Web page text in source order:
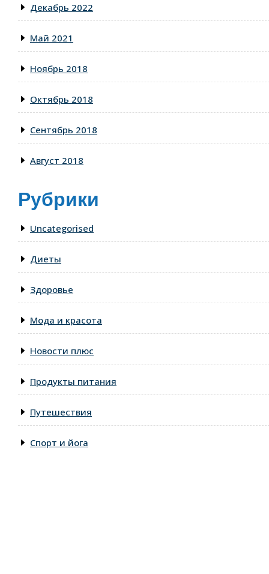
Декабрь 2022
Май 2021
Ноябрь 2018
Октябрь 2018
Сентябрь 2018
Август 2018
Рубрики
Uncategorised
Диеты
Здоровье
Мода и красота
Новости плюс
Продукты питания
Путешествия
Спорт и йога